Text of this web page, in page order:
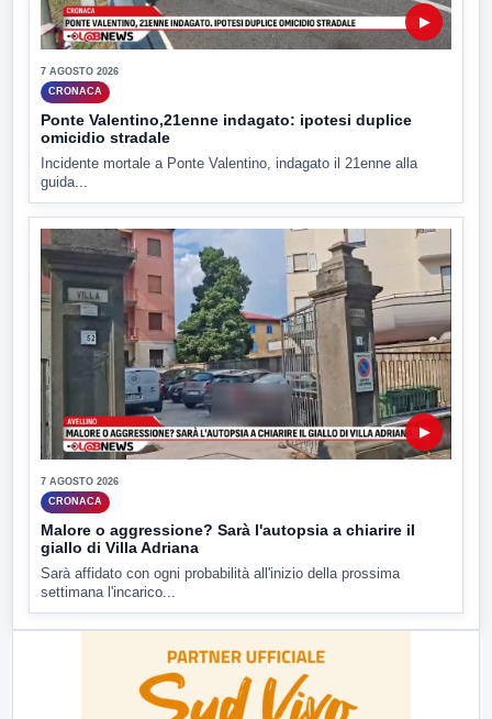
▶
7 AGOSTO 2026
CRONACA
Ponte Valentino,21enne indagato: ipotesi duplice
omicidio stradale
Incidente mortale a Ponte Valentino, indagato il 21enne alla
guida...
▶
7 AGOSTO 2026
CRONACA
Malore o aggressione? Sarà l'autopsia a chiarire il
giallo di Villa Adriana
Sarà affidato con ogni probabilità all'inizio della prossima
settimana l'incarico...